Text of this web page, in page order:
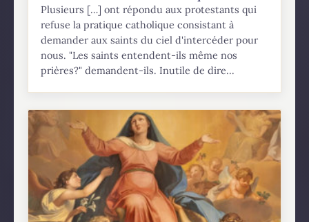
Plusieurs […] ont répondu aux protestants qui
refuse la pratique catholique consistant à
demander aux saints du ciel d'intercéder pour
nous. "Les saints entendent-ils même nos
prières?" demandent-ils. Inutile de dire...